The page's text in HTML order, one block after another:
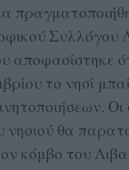
Συλλόγου
αποφασίστηκε
το νησί
Οι
νησιού θα
κόμβο του